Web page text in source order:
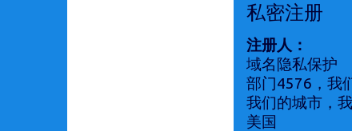
私密注册
注册人：
域名隐私保护
部门4576，我
我们的城市，
美国